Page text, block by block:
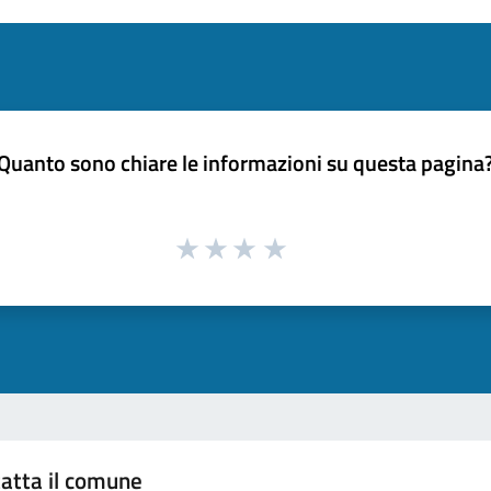
sono chiare le informazioni su questa
il comune